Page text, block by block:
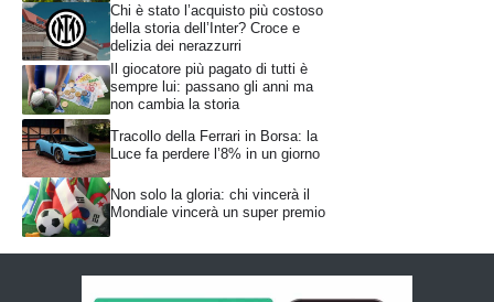
Chi è stato l’acquisto più costoso
della storia dell’Inter? Croce e
delizia dei nerazzurri
Il giocatore più pagato di tutti è
sempre lui: passano gli anni ma
non cambia la storia
Tracollo della Ferrari in Borsa: la
Luce fa perdere l’8% in un giorno
Non solo la gloria: chi vincerà il
Mondiale vincerà un super premio